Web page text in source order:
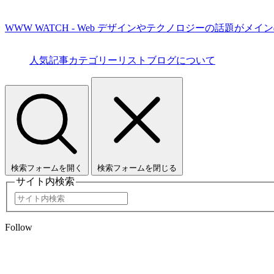
WWW WATCH - Web デザインやテクノロジーの話題がメイ
人気記事カテゴリーリスト ブログについて
検索フォームを開く 検索フォームを閉じる
サイト内検索
Follow